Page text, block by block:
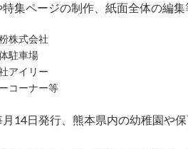
集ページの制作、紙面全体の編集
株式会社
駐車場
アイリー
コーナー等
14日発行、熊本県内の幼稚園や